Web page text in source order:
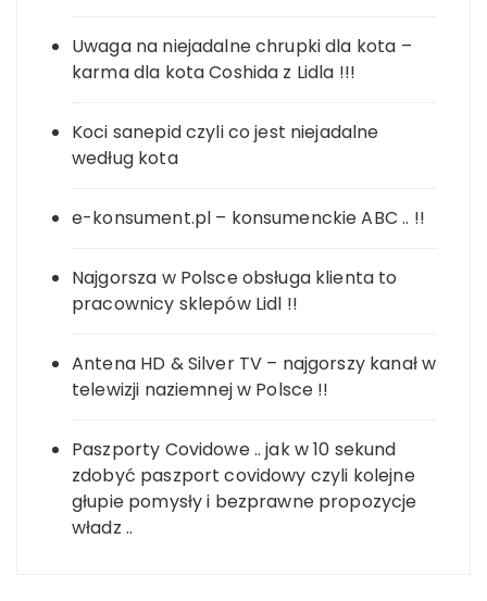
Uwaga na niejadalne chrupki dla kota –
karma dla kota Coshida z Lidla !!!
Koci sanepid czyli co jest niejadalne
według kota
e-konsument.pl – konsumenckie ABC .. !!
Najgorsza w Polsce obsługa klienta to
pracownicy sklepów Lidl !!
Antena HD & Silver TV – najgorszy kanał w
telewizji naziemnej w Polsce !!
Paszporty Covidowe .. jak w 10 sekund
zdobyć paszport covidowy czyli kolejne
głupie pomysły i bezprawne propozycje
władz ..